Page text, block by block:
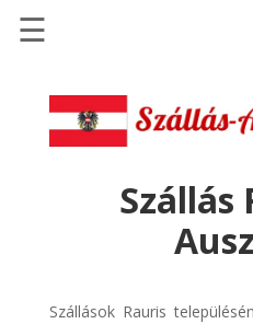
Szállások
Szállásinfo.eu
Repülőjegy
pénzvisszatérítéssel
☰
Szállás
Szállások Rauris